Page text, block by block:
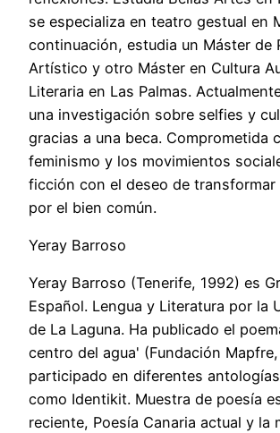
se especializa en teatro gestual en
continuación, estudia un Máster de
Artístico y otro Máster en Cultura
Literaria en Las Palmas.
una investigación sobre selfies y
gracias a una beca. Comprometida
feminismo y los movimientos
ficción con el deseo de transformar
por el bien común.
Yeray Barroso
Yeray Barroso (Tenerife, 1992) es
Español. Lengua y Literatura por la
de La Laguna. Ha publicado el
centro del agua' (Fundación
participado en diferentes
como Identikit. Muestra de poesía
reciente, Poesía Canaria actual y la